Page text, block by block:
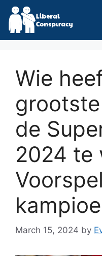
Skip
content
Wie
de
2024 te
March 15, 2024 by